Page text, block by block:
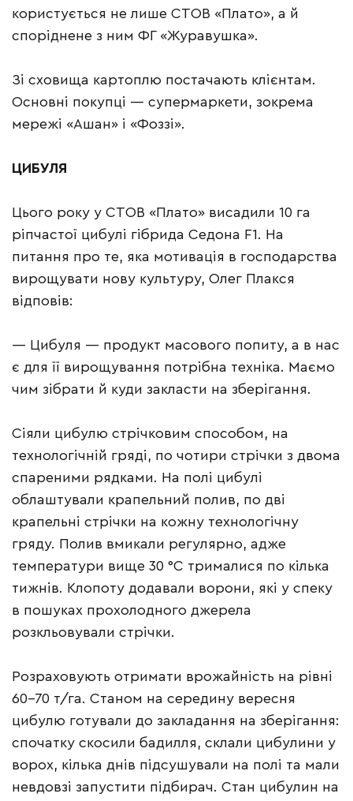
користується не лише СТОВ «Плато», а й
споріднене з ним ФГ «Журавушка».
Зі сховища картоплю постачають клієнтам.
Основні покупці — супермаркети, зокрема
мережі «Ашан» і «Фоззі».
ЦИБУЛЯ
Цього року у СТОВ «Плато» висадили 10 га
ріпчастої цибулі гібрида Седона F1. На
питання про те, яка мотивація в господарства
вирощувати нову культуру, Олег Плакся
відповів:
— Цибуля — продукт масового попиту, а в нас
є для її вирощування потрібна техніка. Маємо
чим зібрати й куди закласти на зберігання.
Сіяли цибулю стрічковим способом, на
технологічній гряді, по чотири стрічки з двома
спареними рядками. На полі цибулі
облаштували крапельний полив, по дві
крапельні стрічки на кожну технологічну
гряду. Полив вмикали регулярно, адже
температури вище 30 °С трималися по кілька
тижнів. Клопоту додавали ворони, які у спеку
в пошуках прохолодного джерела
розкльовували стрічки.
Розраховують отримати врожайність на рівні
60–70 т/га. Станом на середину вересня
цибулю готували до закладання на зберігання:
спочатку скосили бадилля, склали цибулини у
ворох, кілька днів підсушували на полі та мали
невдовзі запустити підбирач. Стан цибулин на